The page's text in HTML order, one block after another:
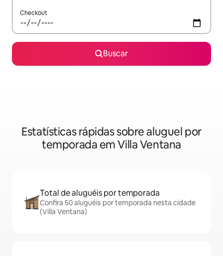
Checkout
Buscar
Estatísticas rápidas sobre aluguel por
temporada em Villa Ventana
Total de aluguéis por temporada
Confira 50 aluguéis por temporada nesta cidade
(Villa Ventana)